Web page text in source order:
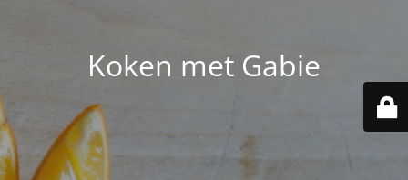
Koken met Gabie